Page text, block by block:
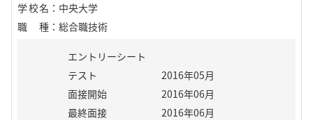
学校名 ： 中央大学
職種 ： 総合職技術
エントリーシート
テスト
2016年05月
面接開始
2016年06月
最終面接
2016年06月